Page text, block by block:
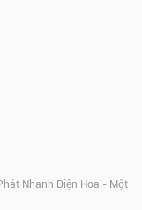
Nhanh Điện Hoa - Một